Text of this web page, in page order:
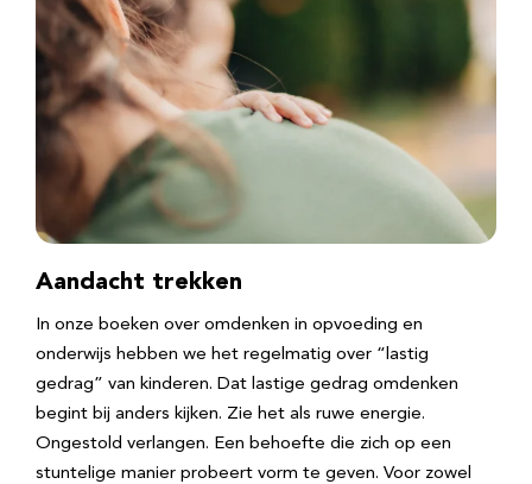
Aandacht trekken
In onze boeken over omdenken in opvoeding en
onderwijs hebben we het regelmatig over “lastig
gedrag” van kinderen. Dat lastige gedrag omdenken
begint bij anders kijken. Zie het als ruwe energie.
Ongestold verlangen. Een behoefte die zich op een
stuntelige manier probeert vorm te geven. Voor zowel